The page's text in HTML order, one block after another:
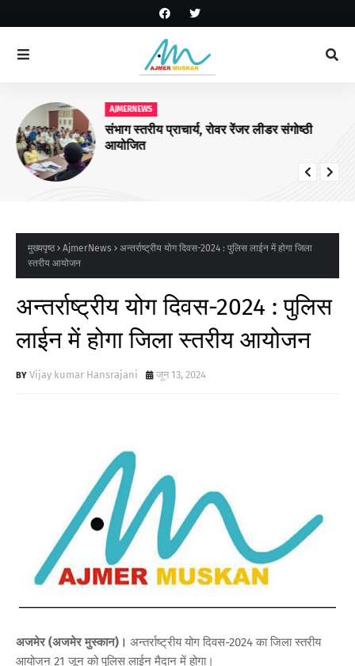
AJMERNEWS
संभाग स्तरीय प्राचार्य, रोवर रेंजर लीडर संगोष्ठी
आयोजित
मुख्यपृष्ठ AjmerNews
अन्तर्राष्ट्रीय योग दिवस-2024 : पुलिस लाईन में होगा जिला
स्तरीय आयोजन
अन्तर्राष्ट्रीय योग दिवस-2024 : पुलिस
लाईन में होगा जिला स्तरीय आयोजन
Vijay kumar Hansrajani जून 13, 2024
अजमेर (अजमेर मुस्कान)। अन्तर्राष्ट्रीय योग दिवस-2024 का जिला स्तरीय
आयोजन 21 जून को पुलिस लाईन मैदान में होगा।